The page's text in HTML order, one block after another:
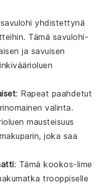
savulohi yhdistettynä
. Tämä savulohi-
ja savuisen
inkiväärioluen
: Rapeat paahdetut
valinta.
mausteisuus
joka saa
: Tämäkookos-lime
trooppiselle